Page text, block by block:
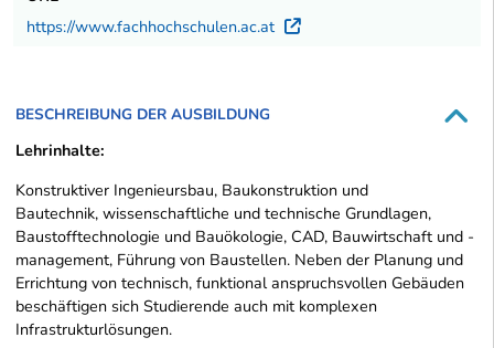
https://www.fachhochschulen.ac.at
Externer Link
BESCHREIBUNG DER AUSBILDUNG
Lehrinhalte:
Konstruktiver Ingenieursbau, Baukonstruktion und
Bautechnik, wissenschaftliche und technische Grundlagen,
Baustofftechnologie und Bauökologie, CAD, Bauwirtschaft und -
management, Führung von Baustellen. Neben der Planung und
Errichtung von technisch, funktional anspruchsvollen Gebäuden
beschäftigen sich Studierende auch mit komplexen
Infrastrukturlösungen.